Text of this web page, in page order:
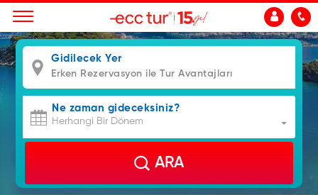
Gidilecek Yer
Ne zaman gideceksiniz?
Herhangi Bir Dönem
ARA